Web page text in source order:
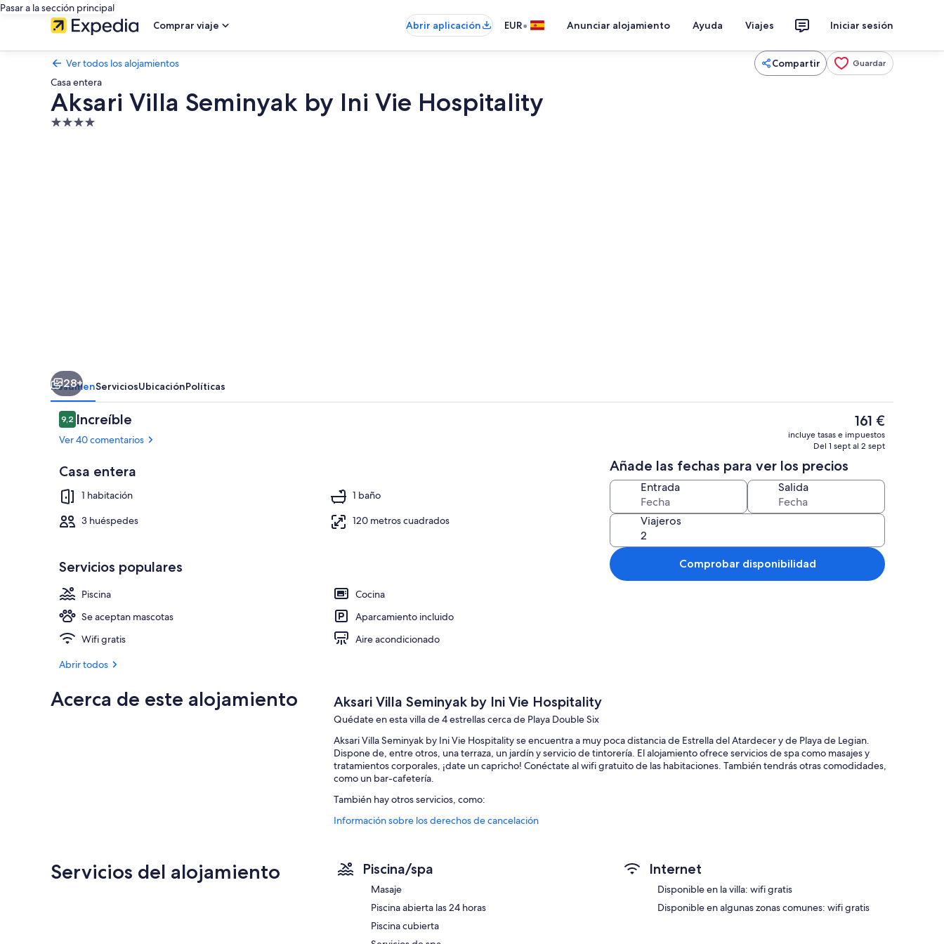
Pasar a la sección principal
Comprar viaje
Abrir aplicación EUR• Anunciar alojamiento Ayuda Viajes Iniciar sesión
Ver todos los alojamientos Compartir Guardar
Casa entera
Aksari Villa Seminyak by Ini Vie Hospitality
Alojamiento
Villa, 1 habitación, piscina privada (Royal Smart with Hot Tub) | 1 dormitorio, minibar,
Una piscina cubierta, tumbonas
28+
ResumenServiciosUbicaciónPolíticas
Comentarios
9,29,2 de 10
Increíble
Ver 40 comentarios
Casa entera
1 habitación
1 baño
3 huéspedes
120 metros cuadrados
Servicios populares
Piscina
Cocina
Se aceptan mascotas
Aparcamiento incluido
Wifi gratis
Aire acondicionado
Abrir todos
El
precio
actual
161 €
161 €
incluye tasas e impuestos
Del 1 sept al 2 sept
Añade las fechas para ver los precios
Entrada Salida
Viajeros
Comprobar disponibilidad
Acerca de este alojamiento Aksari Villa Seminyak by Ini Vie Hospitality
Quédate en esta villa de 4 estrellas cerca de Playa Double Six
Aksari Villa Seminyak by Ini Vie Hospitality se encuentra a muy poca distancia de Estrella del Atardecer y de Playa de Legian.
Dispone de, entre otros, una terraza, un jardín y servicio de tintorería. El alojamiento ofrece servicios de spa como masajes y
tratamientos corporales, ¡date un capricho! Conéctate al wifi gratuito de las habitaciones. También tendrás otras comodidades,
como un bar-cafetería.
También hay otros servicios, como:
Una piscina cubierta con tumbonas
Servicio de registro de entrada exprés, consigna de equipaje y asistencia turística y para la compra de entradas
Características de la habitación
Todas las habitaciones de Aksari Villa Seminyak by Ini Vie Hospitality ofrecen comodidades que incluyen aire acondicionado y
Información sobre los derechos de cancelación
Servicios del alojamiento Piscina/spa
Masaje
Piscina abierta las 24 horas
Piscina cubierta
Internet
Disponible en la villa: wifi gratis
Disponible en algunas zonas comunes: wifi gratis